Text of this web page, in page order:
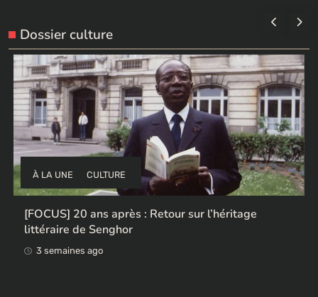
Dossier culture
À LA UNE CULTURE
Ces ex-colonisateurs européens qui rendent des
œuvres africaines pillées